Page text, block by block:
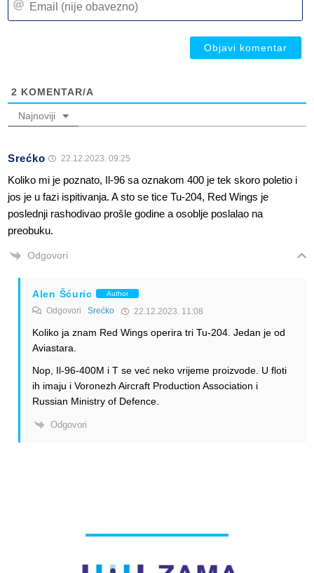
2 KOMENTAR/A
Najnoviji
Srećko 22.12.2023. 09:25
Koliko mi je poznato, Il-96 sa oznakom 400 je tek skoro poletio i
jos je u fazi ispitivanja. A sto se tice Tu-204, Red Wings je
poslednji rashodivao prošle godine a osoblje poslalao na
preobuku.
Odgovori
Alen Šćuric Author
Odgovori Srećko 22.12.2023. 11:08
Koliko ja znam Red Wings operira tri Tu-204. Jedan je od
Aviastara.
Nop, Il-96-400M i T se već neko vrijeme proizvode. U floti
ih imaju i Voronezh Aircraft Production Association i
Russian Ministry of Defence.
Odgovori